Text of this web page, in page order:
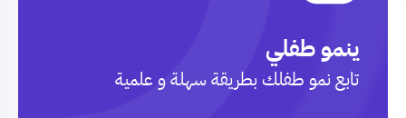
ينمو طفلي
تابع نمو طفلك بطريقة سهلة و علمية